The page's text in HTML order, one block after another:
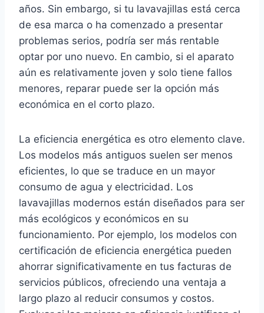
años. Sin embargo, si tu lavavajillas está cerca
de esa marca o ha comenzado a presentar
problemas serios, podría ser más rentable
optar por uno nuevo. En cambio, si el aparato
aún es relativamente joven y solo tiene fallos
menores, reparar puede ser la opción más
económica en el corto plazo.
La eficiencia energética es otro elemento clave.
Los modelos más antiguos suelen ser menos
eficientes, lo que se traduce en un mayor
consumo de agua y electricidad. Los
lavavajillas modernos están diseñados para ser
más ecológicos y económicos en su
funcionamiento. Por ejemplo, los modelos con
certificación de eficiencia energética pueden
ahorrar significativamente en tus facturas de
servicios públicos, ofreciendo una ventaja a
largo plazo al reducir consumos y costos.